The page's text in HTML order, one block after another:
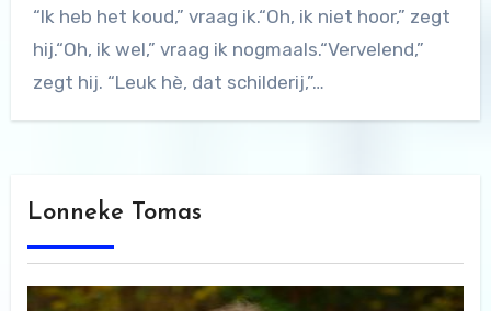
“Ik heb het koud,” vraag ik.“Oh, ik niet hoor,” zegt
hij.“Oh, ik wel,” vraag ik nogmaals.“Vervelend,”
zegt hij. “Leuk hè, dat schilderij,”…
Lonneke Tomas